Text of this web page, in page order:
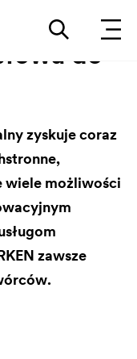
do
zyskuje coraz
wiele możliwości
zawsze